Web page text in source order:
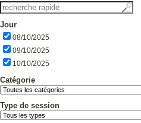
Jour
08/10/2025
09/10/2025
10/10/2025
Catégorie
Type de session